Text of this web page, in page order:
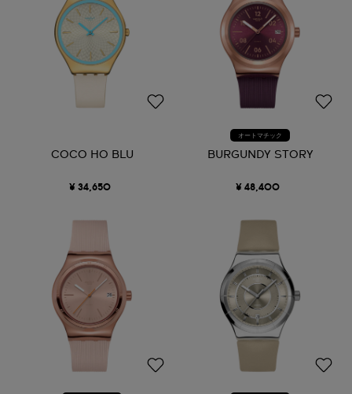
COCO HO BLU
¥ 34,650
オートマチック
BURGUNDY STORY
¥ 48,400